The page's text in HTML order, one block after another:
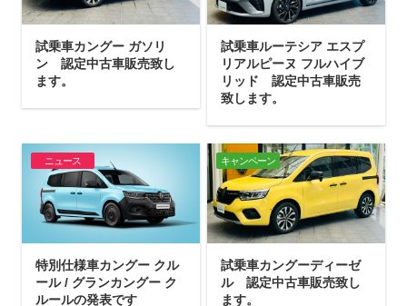
試乗車カングー ガソリ
ン 認定中古車販売致し
ます。
試乗車ルーテシア エスプ
リアルピーヌ フルハイブ
リッド 認定中古車販売
致します。
ニュース
特別仕様車カングー クル
ール / グランカングー ク
ルールの発表です
キャンペーン
試乗車カングーディーゼ
ル 認定中古車販売致し
ます。